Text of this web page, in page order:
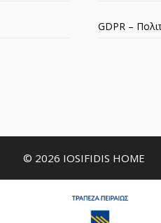
GDPR –
© 2026 IOSIFIDIS HOME